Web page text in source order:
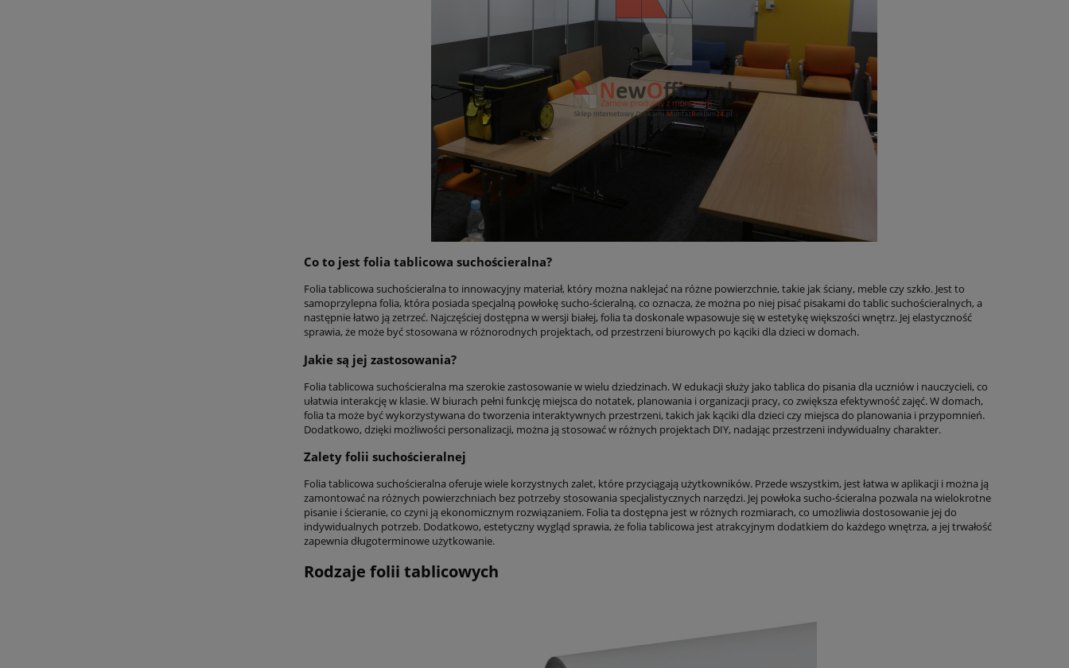
Co to jest folia tablicowa suchościeralna?
Folia tablicowa suchościeralna to innowacyjny materiał, który można naklejać na różne powierzchnie, takie jak ściany, meble czy szkło. Jest to
samoprzylepna folia, która posiada specjalną powłokę sucho-ścieralną, co oznacza, że można po niej pisać pisakami do tablic suchościeralnych, a
następnie łatwo ją zetrzeć. Najczęściej dostępna w wersji białej, folia ta doskonale wpasowuje się w estetykę większości wnętrz. Jej elastyczność
sprawia, że może być stosowana w różnorodnych projektach, od przestrzeni biurowych po kąciki dla dzieci w domach.
Jakie są jej zastosowania?
Folia tablicowa suchościeralna ma szerokie zastosowanie w wielu dziedzinach. W edukacji służy jako tablica do pisania dla uczniów i nauczycieli, co
ułatwia interakcję w klasie. W biurach pełni funkcję miejsca do notatek, planowania i organizacji pracy, co zwiększa efektywność zajęć. W domach,
folia ta może być wykorzystywana do tworzenia interaktywnych przestrzeni, takich jak kąciki dla dzieci czy miejsca do planowania i przypomnień.
Dodatkowo, dzięki możliwości personalizacji, można ją stosować w różnych projektach DIY, nadając przestrzeni indywidualny charakter.
Zalety folii suchościeralnej
Folia tablicowa suchościeralna oferuje wiele korzystnych zalet, które przyciągają użytkowników. Przede wszystkim, jest łatwa w aplikacji i można ją
zamontować na różnych powierzchniach bez potrzeby stosowania specjalistycznych narzędzi. Jej powłoka sucho-ścieralna pozwala na wielokrotne
pisanie i ścieranie, co czyni ją ekonomicznym rozwiązaniem. Folia ta dostępna jest w różnych rozmiarach, co umożliwia dostosowanie jej do
indywidualnych potrzeb. Dodatkowo, estetyczny wygląd sprawia, że folia tablicowa jest atrakcyjnym dodatkiem do każdego wnętrza, a jej trwałość
zapewnia długoterminowe użytkowanie.
Rodzaje folii tablicowych